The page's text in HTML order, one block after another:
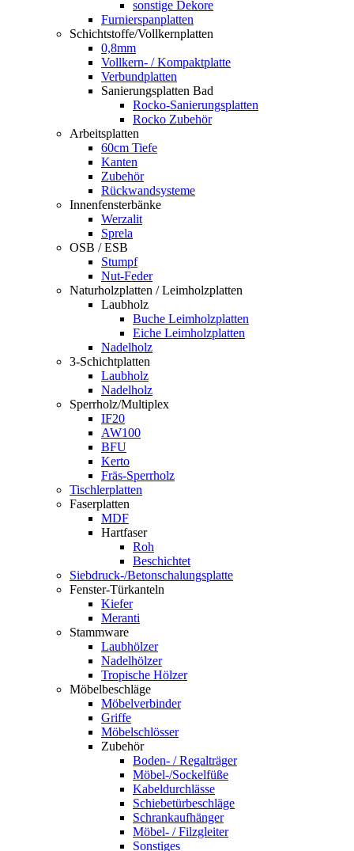
sonstige Dekore
Furnierspanplatten
Schichtstoffe/Vollkernplatten
0,8mm
Vollkern- / Kompaktplatte
Verbundplatten
Sanierungsplatten Bad
Rocko-Sanierungsplatten
Rocko Zubehör
Arbeitsplatten
60cm Tiefe
Kanten
Zubehör
Rückwandsysteme
Innenfensterbänke
Werzalit
Sprela
OSB / ESB
Stumpf
Nut-Feder
Naturholzplatten / Leimholzplatten
Laubholz
Buche Leimholzplatten
Eiche Leimholzplatten
Nadelholz
3-Schichtplatten
Laubholz
Nadelholz
Sperrholz/Multiplex
IF20
AW100
BFU
Kerto
Fräs-Sperrholz
Tischlerplatten
Faserplatten
MDF
Hartfaser
Roh
Beschichtet
Siebdruck-/Betonschalungsplatte
Fenster-Türkanteln
Kiefer
Meranti
Stammware
Laubhölzer
Nadelhölzer
Tropische Hölzer
Möbelbeschläge
Möbelverbinder
Griffe
Möbelschlösser
Zubehör
Boden- / Regalträger
Möbel-/Sockelfüße
Kabeldurchlässe
Schiebetürbeschläge
Schrankaufhänger
Möbel- / Filzgleiter
Sonstiges